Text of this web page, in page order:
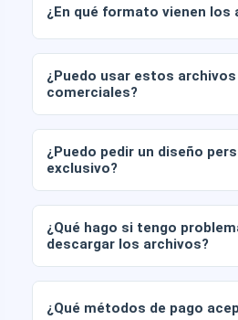
desde el enlace enviado a tu
¿En qué formato vienen los
packs también incluyen
¿Puedo usar estos
comerciales?
los archivos tal cual (sin
¿Puedo pedir un diseño
exclusivo?
¿Qué hago si tengo
descargar los archivos?
archivos sin costo adicional
¿Qué métodos de pago